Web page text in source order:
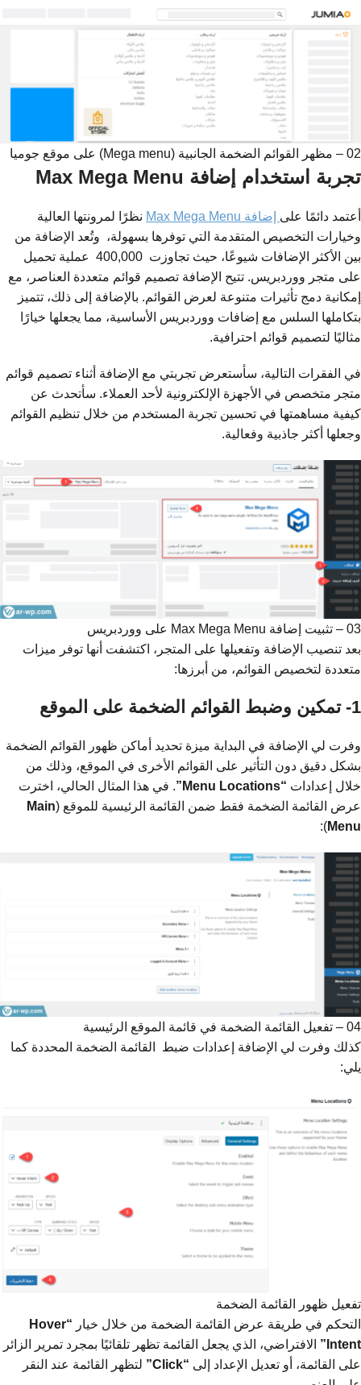
02 – مظهر القوائم الضخمة الجانبية (Mega menu) على موقع جوميا
تجربة استخدام إضافة Max Mega Menu
أعتمد دائمًا على إضافة Max Mega Menu
نظرًا لمرونتها العالية
وخيارات التخصيص المتقدمة التي توفرها بسهولة، وتُعد الإضافة من
بين الأكثر الإضافات شيوعًا، حيث تجاوزت 400,000 عملية تحميل
على متجر ووردبريس. تتيح الإضافة تصميم قوائم متعددة العناصر، مع
إمكانية دمج تأثيرات متنوعة لعرض القوائم. بالإضافة إلى ذلك، تتميز
بتكاملها السلس مع إضافات ووردبريس الأساسية، مما يجعلها خيارًا
مثاليًا لتصميم قوائم احترافية.
في الفقرات التالية، سأستعرض تجربتي مع الإضافة أثناء تصميم قوائم
متجر متخصص في الأجهزة الإلكترونية لأحد العملاء. سأتحدث عن
كيفية مساهمتها في تحسين تجربة المستخدم من خلال تنظيم القوائم
وجعلها أكثر جاذبية وفعالية.
03 – تثبيت إضافة Max Mega Menu على ووردبريس
بعد تنصيب الإضافة وتفعيلها على المتجر، اكتشفت أنها توفر ميزات
متعددة لتخصيص القوائم، من أبرزها:
1- تمكين وضبط القوائم الضخمة على الموقع
وفرت لي الإضافة في البداية ميزة تحديد أماكن ظهور القوائم الضخمة
بشكل دقيق دون التأثير على القوائم الأخرى في الموقع، وذلك من
خلال إعدادات “Menu Locations”
. في هذا المثال الحالي، اخترت
عرض القائمة الضخمة فقط ضمن القائمة الرئيسية للموقع (Main
Menu
):
04 – تفعيل القائمة الضخمة في قائمة الموقع الرئيسية
كذلك وفرت لي الإضافة إعدادات ضبط القائمة الضخمة المحددة كما
يلي:
تفعيل ظهور القائمة الضخمة
التحكم في طريقة عرض القائمة الضخمة من خلال خيار
“Hover
Intent”
الافتراضي، الذي يجعل القائمة تظهر تلقائيًا بمجرد تمرير الزائر
على القائمة، أو تعديل الإعداد إلى “Click”
لتظهر القائمة عند النقر